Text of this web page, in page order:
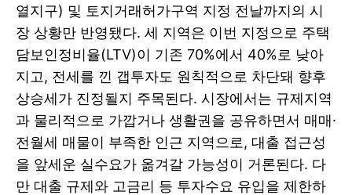
열지구) 및 토지거래허가구역 지정 전날까지의 시
장 상황만 반영됐다. 세 지역은 이번 지정으로 주택
담보인정비율(LTV)이 기존 70%에서 40%로 낮아
지고, 전세를 낀 갭투자도 원칙적으로 차단돼 향후
상승세가 진정될지 주목된다. 시장에서는 규제지역
과 물리적으로 가깝거나 생활권을 공유하면서 매매·
전월세 매물이 부족한 인근 지역으로, 대출 접근성
을 앞세운 실수요가 옮겨갈 가능성이 거론된다. 다
만 대출 규제와 고금리 등 투자수요 유입을 제한하